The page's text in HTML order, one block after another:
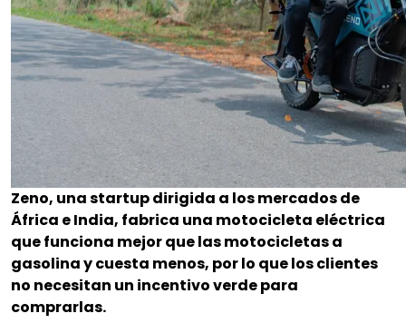
Zeno, una startup dirigida a los mercados de
África e India, fabrica una motocicleta eléctrica
que funciona mejor que las motocicletas a
gasolina y cuesta menos, por lo que los clientes
no necesitan un incentivo verde para
comprarlas.